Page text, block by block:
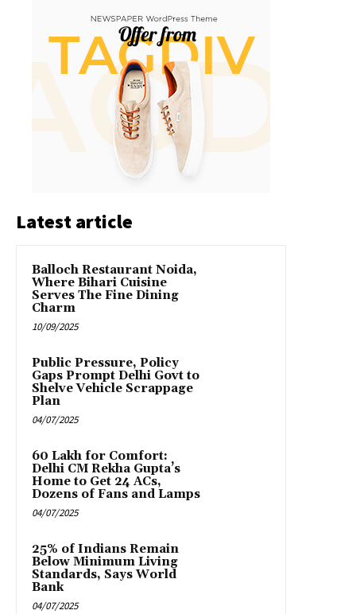
Latest article
Balloch Restaurant Noida,
Where Bihari Cuisine
Serves The Fine Dining
Charm
10/09/2025
Public Pressure, Policy
Gaps Prompt Delhi Govt to
Shelve Vehicle Scrappage
Plan
04/07/2025
₹60 Lakh for Comfort:
Delhi CM Rekha Gupta’s
Home to Get 24 ACs,
Dozens of Fans and Lamps
04/07/2025
25% of Indians Remain
Below Minimum Living
Standards, Says World
Bank
04/07/2025